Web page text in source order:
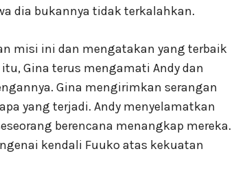
dia bukannya tidak terkalahkan.
misi ini dan mengatakan yang terbaik
Gina terus mengamati Andy dan
Gina mengirimkan serangan
yang terjadi. Andy menyelamatkan
berencana menangkap mereka.
kendali Fuuko atas kekuatan